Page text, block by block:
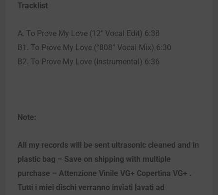
Tracklist
A. To Prove My Love (12″ Vocal Edit) 6:38
B1. To Prove My Love (“808” Vocal Mix) 6:30
B2. To Prove My Love (Instrumental) 6:36
Note:
All my records will be sent ultrasonic cleaned and in
plastic bag – Save on shipping with multiple
purchase – Attenzione Vinile VG+ Copertina VG+ .
Tutti i miei dischi verranno inviati lavati ad